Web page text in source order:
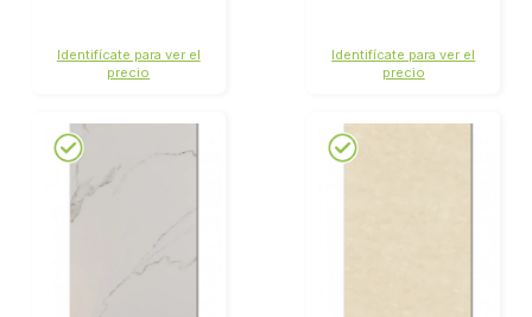
Identifícate para ver el
precio
Identifícate para ver el
precio